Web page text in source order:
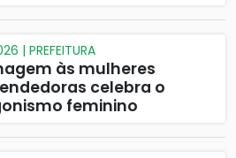
| PREFEITURA
às mulheres
celebra o
feminino